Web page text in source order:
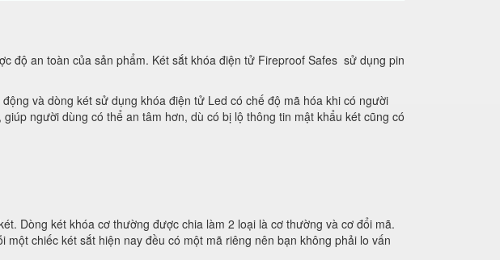
độ an toàn của sản phẩm. Két sắt khóa điện tử Fireproof Safes sử dụng pin
và dòng két sử dụng khóa điện tử Led có chế độ mã hóa khi có người
người dùng có thể an tâm hơn, dù có bị lộ thông tin mật khẩu két cũng có
Dòng két khóa cơ thường được chia làm 2 loại là cơ thường và cơ đổi mã.
chiếc két sắt hiện nay đều có một mã riêng nên bạn không phải lo vấn